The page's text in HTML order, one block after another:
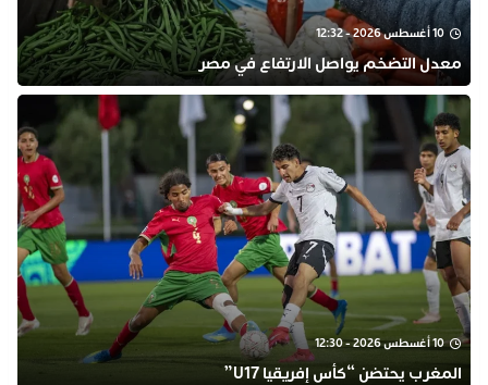
10 أغسطس 2026 - 12:32
معدل التضخم يواصل الارتفاع في مصر
10 أغسطس 2026 - 12:30
المغرب يحتضن “كأس إفريقيا U17”